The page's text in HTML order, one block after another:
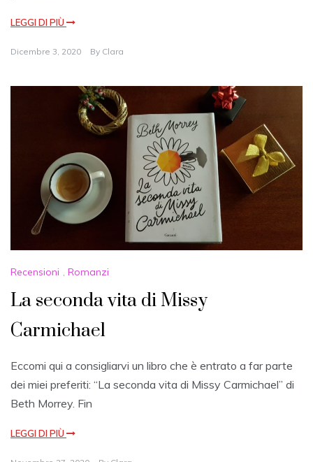
LEGGI DI PIÙ
Dicembre 3, 2020 By Clara
Recensioni , Romanzi
La seconda vita di Missy
Carmichael
Eccomi qui a consigliarvi un libro che è entrato a far parte
dei miei preferiti: “La seconda vita di Missy Carmichael” di
Beth Morrey. Fin
LEGGI DI PIÙ